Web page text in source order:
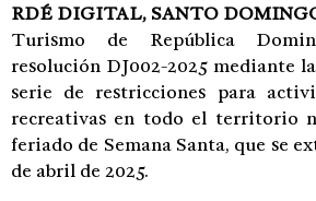
RDÉ DIGITAL, SANTO
Turismo de República
resolución DJ002-2025 mediante
serie de restricciones para
recreativas en todo el territorio
feriado de Semana Santa, que se
de abril de 2025.